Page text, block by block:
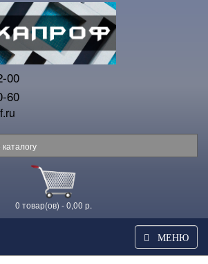
00
60
0 товар(ов) - 0,00 р.
МЕНЮ